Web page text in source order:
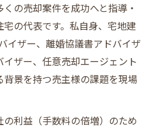
の売却案件を成功へと指導・
の代表です。私自身、宅地建
イザー、離婚協議書アドバイザ
ザー、任意売却エージェント
景を持つ売主様の課題を現場
利益（手数料の倍増）のため